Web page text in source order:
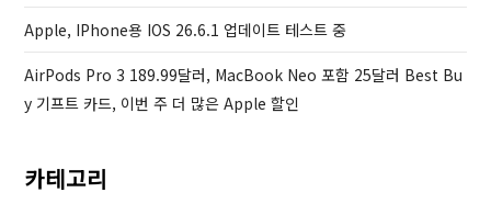
Apple, IPhone용 IOS 26.6.1 업데이트 테스트 중
AirPods Pro 3 189.99달러, MacBook Neo 포함 25달러 Best Bu
Y 기프트 카드, 이번 주 더 많은 Apple 할인
카테고리